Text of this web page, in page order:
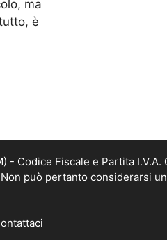
ma
è
- Codice Fiscale e Partita
può pertanto considerarsi